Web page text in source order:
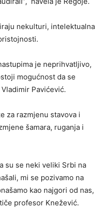
nekulturi, intelektualna
je neprihvatljivo,
mogućnost da se
Pavićević.
za razmjenu stavova i
šamara, ruganja i
su se neki veliki Srbi na
mi se pozivamo na
kao najgori od nas,
profesor Knežević.